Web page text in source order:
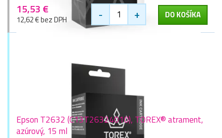
15,53 €
12,62 € bez DPH - + DO KOŠÍKA
Epson T2632 (C13T26324010), TOREX® atrament,
azúrový, 15 ml